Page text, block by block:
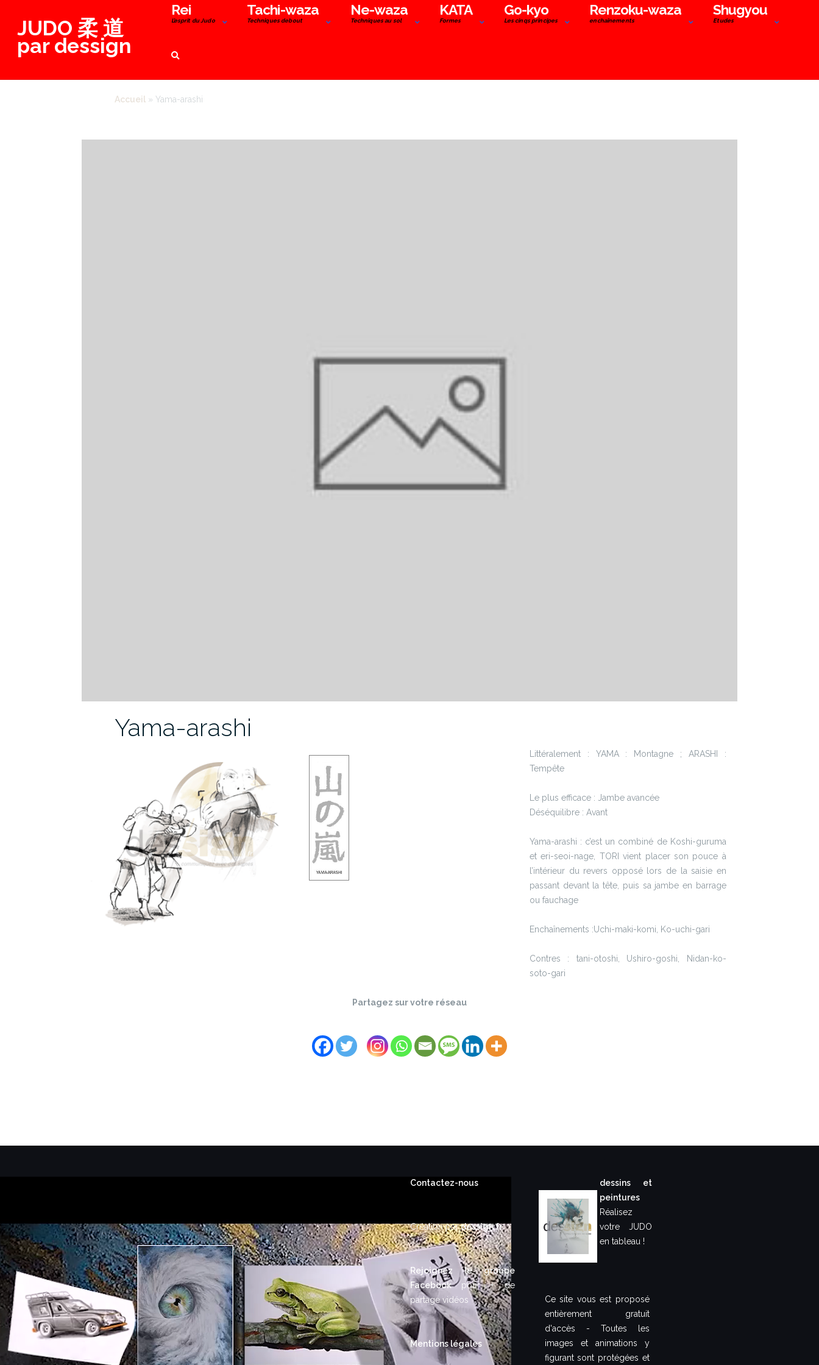
contenuJUDO 柔 道
par dessign
Rei
L’esprit du Judo
Tachi-waza
Techniques debout
Ne-waza
Techniques au sol
KATA
Formes
Go-kyo
Les cinqs principes
Renzoku-waza
enchaînements
Shugyou
Etudes
Accueil »Yama-arashi
Yama-arashi
Littéralement : YAMA : Montagne ; ARASHI :
Tempête
Le plus efficace : Jambe avancée
Déséquilibre : Avant
Yama-arashi : c’est un combiné de Koshi-guruma
et eri-seoi-nage, TORI vient placer son pouce à
l’intérieur du revers opposé lors de la saisie en
passant devant la tête, puis sa jambe en barrage
ou fauchage
Enchaînements :Uchi-maki-komi, Ko-uchi-gari
Contres : tani-otoshi, Ushiro-goshi, Nidan-ko-
soto-gari
Partagez sur votre réseau
Contactez-nous
Création pardessign.fr
Rejoignez le groupe
Facebook pour + de
partage vidéos
Mentions légales
dessins et
peintures
Réalisez
votre JUDO
en tableau !
Ce site vous est proposé
entièrement gratuit
d'accès - Toutes les
images et animations y
figurant sont protégées et